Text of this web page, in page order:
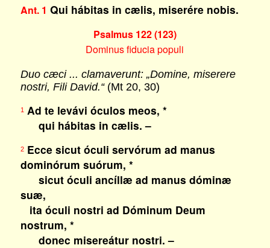
Ant. 1 Qui hábitas in cælis, miserére nobis.
Psalmus 122 (123)
Dominus fiducia populi
Duo cæci ... clamaverunt: „Domine, miserere
nostri, Fili David.“(Mt 20, 30)
1Ad te levávi óculos meos, *
qui hábitas in cælis. –
2Ecce sicut óculi servórum ad manus
dominórum suórum, *
sicut óculi ancíllæ ad manus dóminæ
suæ,
ita óculi nostri ad Dóminum Deum
nostrum, *
donec misereátur nostri. –